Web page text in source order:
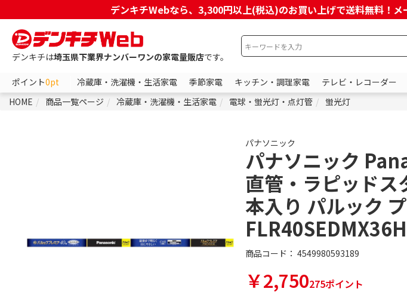
デンキチWebなら、3,300円以上(税込)のお買い上げで送料無料！
デンキチは埼玉県下業界ナンバーワンの家電量販店です。
ポイント0pt 冷蔵庫・洗濯機・生活家電 季節家電 キッチン・調理家電 テレビ・レコーダー
HOME
商品一覧ページ 冷蔵庫・洗濯機・生活家電 電球・蛍光灯・点灯管 蛍光灯
パナソニック
パナソニック
直管・ラピッドス
本入り パルック
商品コード： 4549980593189
￥2,750275ポイント